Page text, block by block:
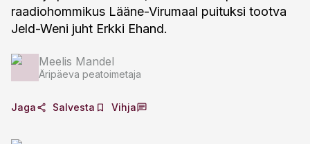
raadiohommikus Lääne-Virumaal puituksi tootva
Jeld-Weni juht Erkki Ehand.
Meelis Mandel
Äripäeva peatoimetaja
Jaga Salvesta Vihja